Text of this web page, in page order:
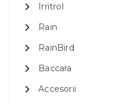
Irritrol
Rain
RainBird
Baccara
Accesorii